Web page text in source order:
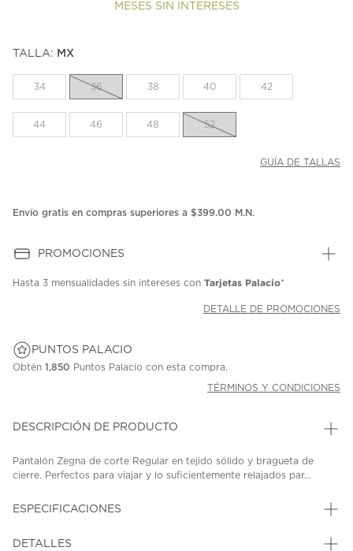
MESES SIN INTERESES
TALLA: MX
34 36 38 40 42
44 46 48 52
GUÍA DE TALLAS
Envío gratis en compras superiores a $399.00 M.N.
PROMOCIONES
Hasta 3 mensualidades sin intereses con Tarjetas Palacio*
DETALLE DE PROMOCIONES
PUNTOS PALACIO
Obtén 1,850 Puntos Palacio con esta compra.
TÉRMINOS Y CONDICIONES
DESCRIPCIÓN DE PRODUCTO
Pantalón Zegna de corte Regular en tejido sólido y bragueta de
cierre. Perfectos para viajar y lo suficientemente relajados par...
ESPECIFICACIONES
DETALLES